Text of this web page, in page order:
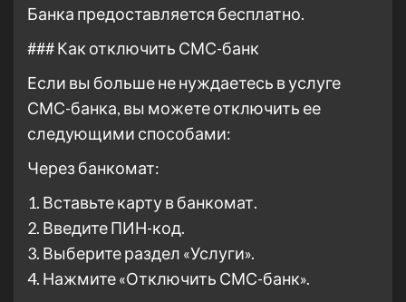
Банка предоставляется бесплатно.
### Как отключить СМС-банк
Если вы больше не нуждаетесь в услуге
СМС-банка, вы можете отключить ее
следующими способами:
Через банкомат:
1. Вставьте карту в банкомат.
2. Введите ПИН-код.
3. Выберите раздел «Услуги».
4. Нажмите «Отключить СМС-банк».